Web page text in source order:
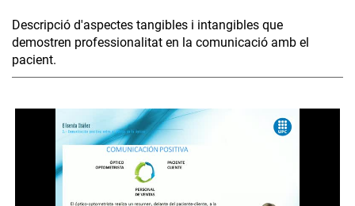
Descripció d'aspectes tangibles i intangibles que
demostren professionalitat en la comunicació amb el
pacient.